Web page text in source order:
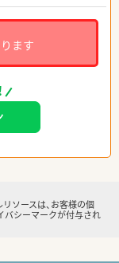
ます
ソースは、お客様の個
バシーマークが付与され